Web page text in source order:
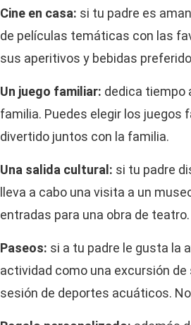
Cine en casa: si tu padre es
de películas temáticas con las
sus aperitivos y bebidas
Un juego familiar: dedica tiempo
familia. Puedes elegir los juegos
divertido juntos con la familia.
Una salida cultural: si tu padre
lleva a cabo una visita a un
entradas para una obra de
Paseos: si a tu padre le gusta la
actividad como una excursión
sesión de deportes acuáticos.